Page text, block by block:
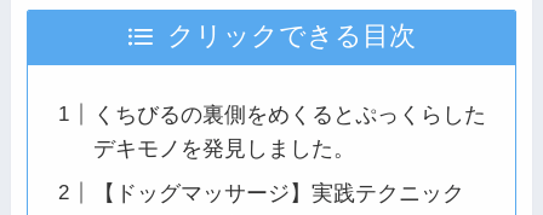
クリックできる目次
くちびるの裏側をめくるとぷっくらした
デキモノを発見しました。
【ドッグマッサージ】実践テクニック